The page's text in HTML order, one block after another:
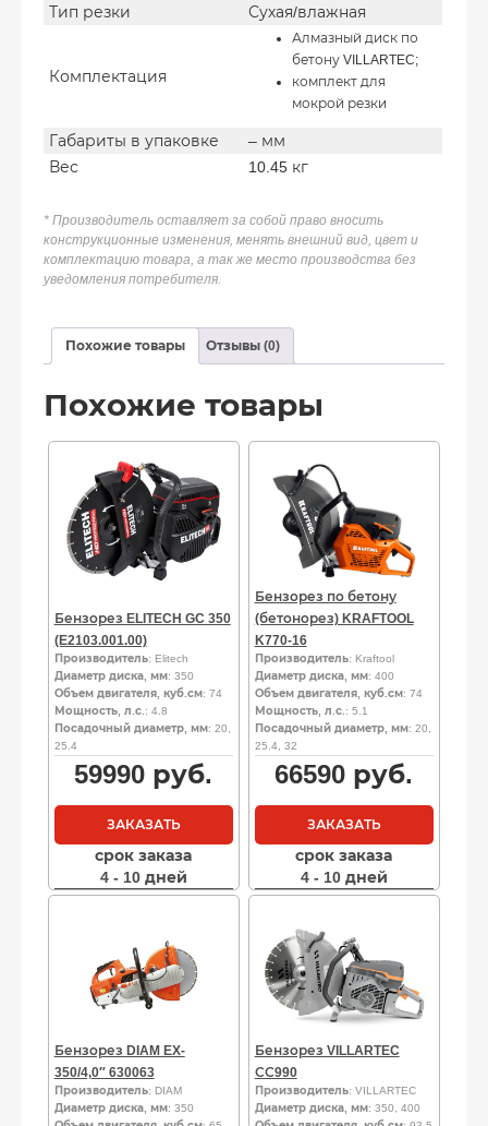
Тип резки Сухая/влажная
Комплектация
Алмазный диск по
бетону VILLARTEC;
комплект для
мокрой резки
Габариты в упаковке
– мм
Вес
10.45 кг
* Производитель оставляет за собой право вносить
конструкционные изменения, менять внешний вид, цвет и
комплектацию товара, а так же место производства без
уведомления потребителя.
Похожие товары Отзывы (0)
Похожие товары
Бензорез ELITECH GC 350
(E2103.001.00)
Производитель: Elitech
Диаметр диска, мм: 350
Объем двигателя, куб.см: 74
Мощность, л.с. : 4.8
Посадочный диаметр, мм: 20,
25.4
59990 руб.
ЗАКАЗАТЬ
срок заказа
4 - 10 дней
Бензорез по бетону
(бетонорез) KRAFTOOL
K770-16
Производитель: Kraftool
Диаметр диска, мм: 400
Объем двигателя, куб.см: 74
Мощность, л.с. : 5.1
Посадочный диаметр, мм: 20,
25.4, 32
66590 руб.
ЗАКАЗАТЬ
срок заказа
4 - 10 дней
Бензорез DIAM EX-
350/4,0″ 630063
Производитель: DIAM
Диаметр диска, мм: 350
Бензорез VILLARTEC
СС990
Производитель: VILLARTEC
Диаметр диска, мм: 350, 400